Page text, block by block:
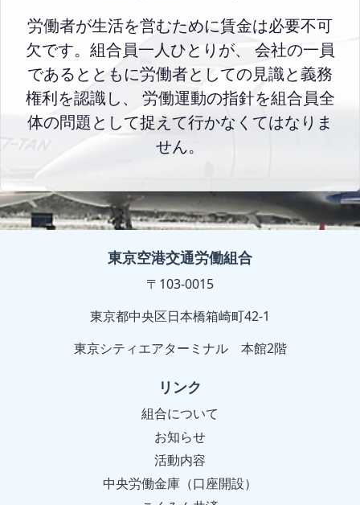
労働者が生活を営むために賃金は必要不可
欠です。組合員一人ひとりが、 会社の一員
であるとともに労働者としての見識と義務
権利を認識し、 労働運動の指針を組合員全
体の問題として捉えて行かなくてはなりま
せん。
東京空港交通労働組合
〒103-0015
東京都中央区日本橋箱崎町42-1
東京シティエアターミナル 本館2階
リンク
組合について
お知らせ
活動内容
中央労働金庫（口座開設）